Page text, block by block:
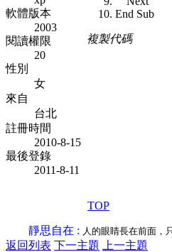
軟體版本
2003
閱讀權限
20
性別
女
來自
台北
註冊時間
2010-8-15
最後登錄
2011-8-11
End Sub
複製代碼
TOP
靜思自在 : 人的眼睛長在前面，
返回列表 下一主題 上一主題